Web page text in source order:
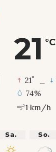
21 °C
21°
74%
1 km/h
Sa. So.